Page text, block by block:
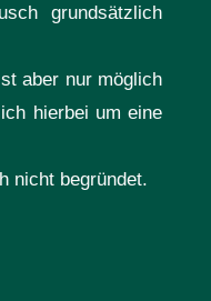
grundsätzlich
aber nur möglich
hierbei um eine
nicht begründet.